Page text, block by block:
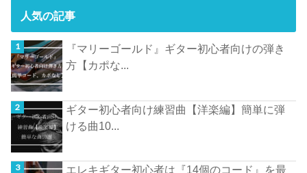
人気の記事
『マリーゴールド』ギター初心者向けの弾き
方【カポな...
ギター初心者向け練習曲【洋楽編】簡単に弾
ける曲10...
エレキギター初心者は『14個のコード』を最